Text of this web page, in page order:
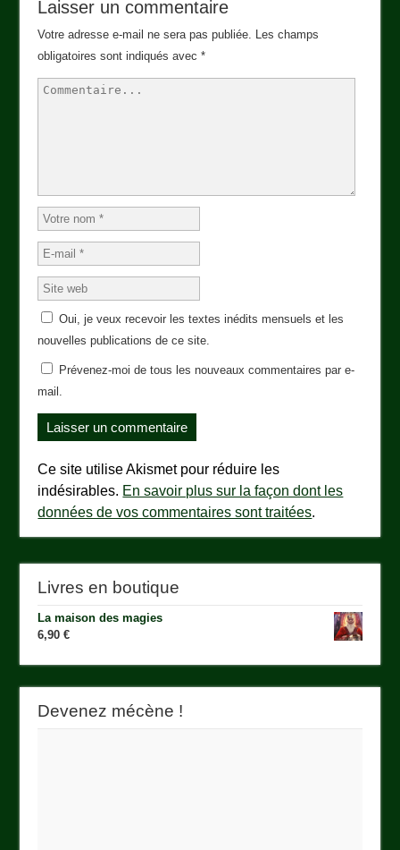
Laisser un commentaire
Votre adresse e-mail ne sera pas publiée. Les champs
obligatoires sont indiqués avec*
Oui, je veux recevoir les textes inédits mensuels et les
nouvelles publications de ce site.
Prévenez-moi de tous les nouveaux commentaires par e-
mail.
Ce site utilise Akismet pour réduire les
indésirables. En savoir plus sur la façon dont les
données de vos commentaires sont traitées.
Livres en boutique
La maison des magies
6,90€
Devenez mécène !